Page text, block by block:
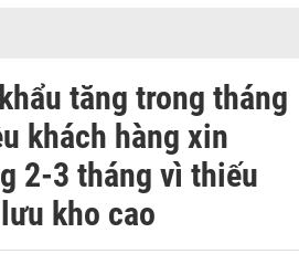
tăng trong tháng
khách hàng xin
2-3 tháng vì thiếu
kho cao